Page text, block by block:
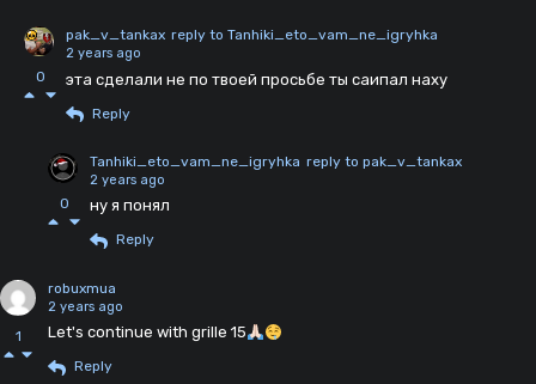
0
pak_v_tankax reply to Tanhiki_eto_vam_ne_igryhka
2 years ago
эта сделали не по твоей просьбе ты саипал наху
Reply
0
Tanhiki_eto_vam_ne_igryhka reply to pak_v_tankax
2 years ago
ну я понял
Reply
1
robuxmua
2 years ago
Let's continue with grille 15
Reply